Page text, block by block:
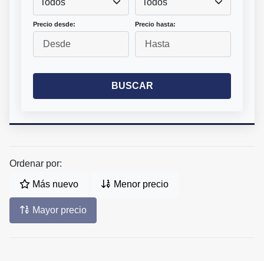
Todos Todos
Precio desde: Precio hasta:
BUSCAR
Ordenar por:
Más nuevo Menor precio
Mayor precio